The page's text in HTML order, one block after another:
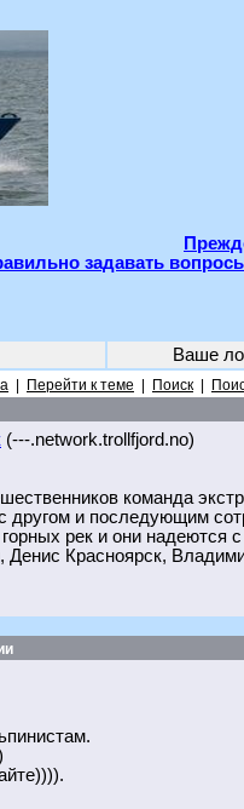
задавать
Ваше
Перейти к теме Поиск
(---.network.trollfjord.no)
команда
другом и последующим
рек и они
Красноярск,